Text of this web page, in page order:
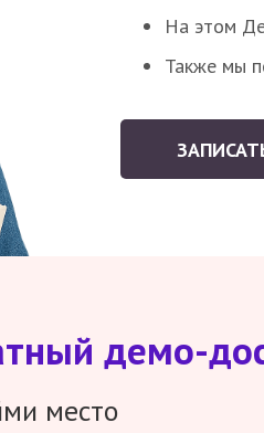
На этом
Также мы
демо-
место